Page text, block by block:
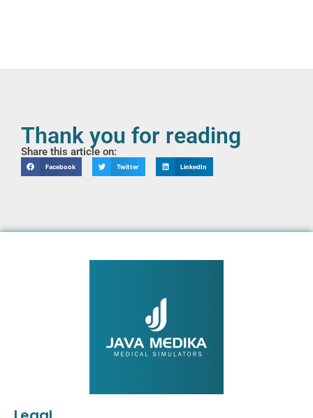
Thank you for reading
Share this article on:
Facebook Twitter LinkedIn